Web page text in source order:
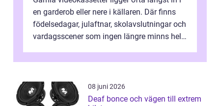
en garderob eller nere i källaren. Där finns
födelsedagar, julaftnar, skolavslutningar och
vardagsscener som ingen längre minns helt.
08 juni 2026
Deaf bonce och vägen till extrem